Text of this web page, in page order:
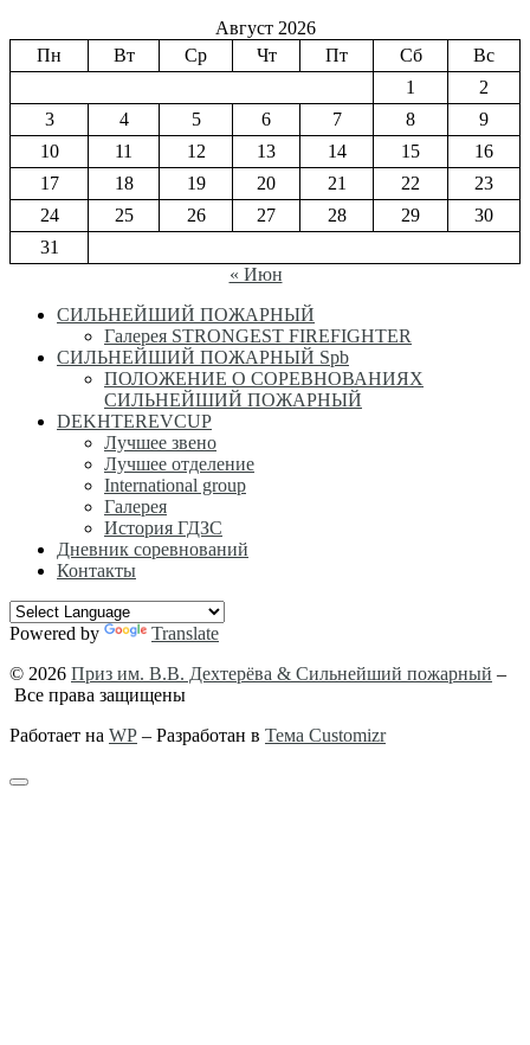
Август 2026
Пн
Вт Ср Чт Пт Сб
Вс
1
2
3
4 5 6 7 8
9
10
11 12 13 14 15
16
17
18 19 20 21 22
23
24
25 26 27 28 29
30
31
« Июн
СИЛЬНЕЙШИЙ ПОЖАРНЫЙ
Галерея STRONGEST FIREFIGHTER
СИЛЬНЕЙШИЙ ПОЖАРНЫЙ Spb
ПОЛОЖЕНИЕ О СОРЕВНОВАНИЯХ
СИЛЬНЕЙШИЙ ПОЖАРНЫЙ
DEKHTEREVCUP
Лучшее звено
Лучшее отделение
International group
Галерея
История ГДЗС
Дневник соревнований
Контакты
Powered by
Translate
© 2026 Приз им. В.В. Дехтерёва & Сильнейший пожарный –
Все права защищены
Работает на WP – Разработан в Тема Customizr